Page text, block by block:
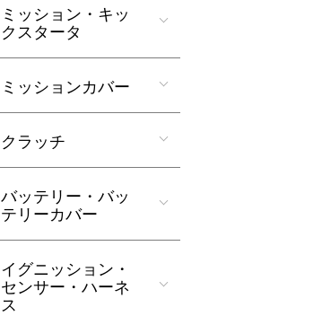
ミッション・キッ
クスタータ
ミッションカバー
クラッチ
バッテリー・バッ
テリーカバー
イグニッション・
センサー・ハーネ
ス